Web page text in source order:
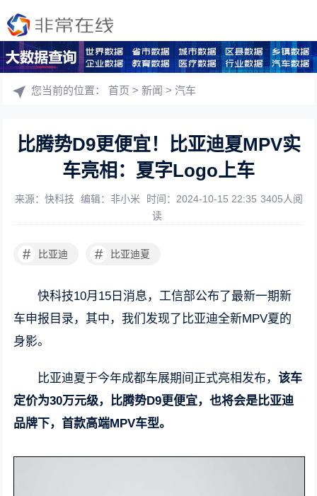
您当前的位置：首页 >新闻 >汽车
比腾势D9更便宜！比亚迪夏MPV实
车亮相：夏字Logo上车
来源：快科技 编辑：非小米 时间：2024-10-15 22:35 3405人阅
读
# 比亚迪 # 比亚迪夏
快科技10月15日消息，工信部公布了最新一期新
车申报目录，其中，我们发现了比亚迪全新MPV夏的
身影。
比亚迪夏于今年成都车展期间正式亮相发布，该车
定价为30万元级，比腾势D9更便宜，也将会是比亚迪
品牌下，首款高端MPV车型。